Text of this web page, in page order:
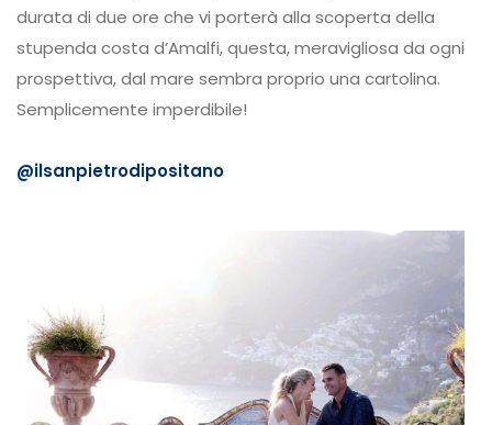
durata di due ore che vi porterà alla scoperta della
stupenda costa d’Amalfi, questa, meravigliosa da ogni
prospettiva, dal mare sembra proprio una cartolina.
Semplicemente imperdibile!
@ilsanpietrodipositano